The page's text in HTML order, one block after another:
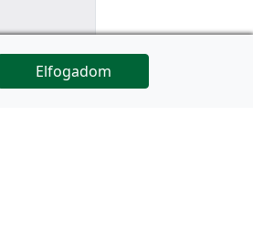
Az oldal folytatódik
Elfogadom